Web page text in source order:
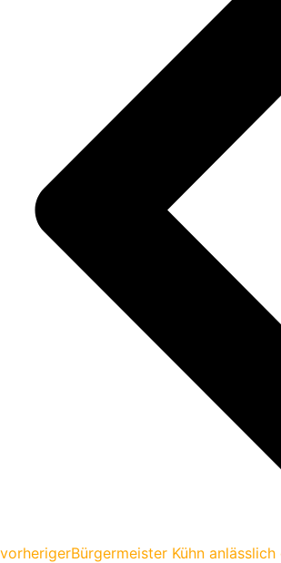
vorherigerBürgermeister Kühn anlässlich